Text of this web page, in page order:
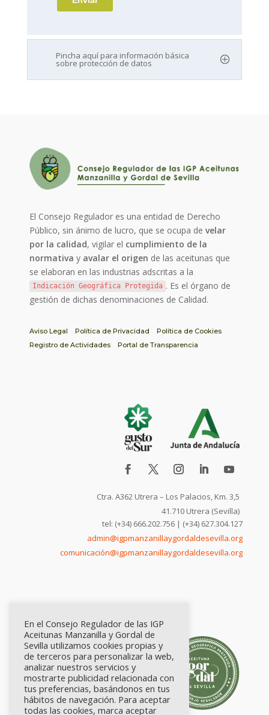
Pincha aquí para información básica
sobre protección de datos
El Consejo Regulador es una entidad de Derecho
Público, sin ánimo de lucro, que se ocupa develar
por la calidad, vigilar el cumplimiento de la
normativa y avalar el origen de las aceitunas que
se elaboran en las industrias adscritas a la
Indicación Geográfica Protegida . Es el órgano de
gestión de dichas denominaciones de Calidad.
Aviso Legal Política de Privacidad
Política de Cookies
Registro de Actividades
Portal de Transparencia
Ctra. A362 Utrera – Los Palacios, Km. 3,5
41.710 Utrera (Sevilla)
tel: (+34) 666.202.756 | (+34) 627.304.127
admin@igpmanzanillaygordaldesevilla.org
comunicación@igpmanzanillaygordaldesevilla.org
En el Consejo Regulador de las IGP
Aceitunas Manzanilla y Gordal de
Sevilla utilizamos cookies propias y
de terceros para personalizar la web,
analizar nuestros servicios y
mostrarte publicidad relacionada con
tus preferencias, basándonos en tus
hábitos de navegación. Para aceptar
todas las cookies, marca aceptar